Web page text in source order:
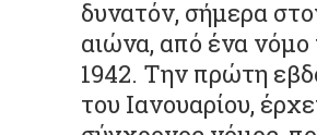
δυνατόν, σήμερα
αιώνα, από ένα νόμο
1942. Την πρώτη
του Ιανουαρίου,